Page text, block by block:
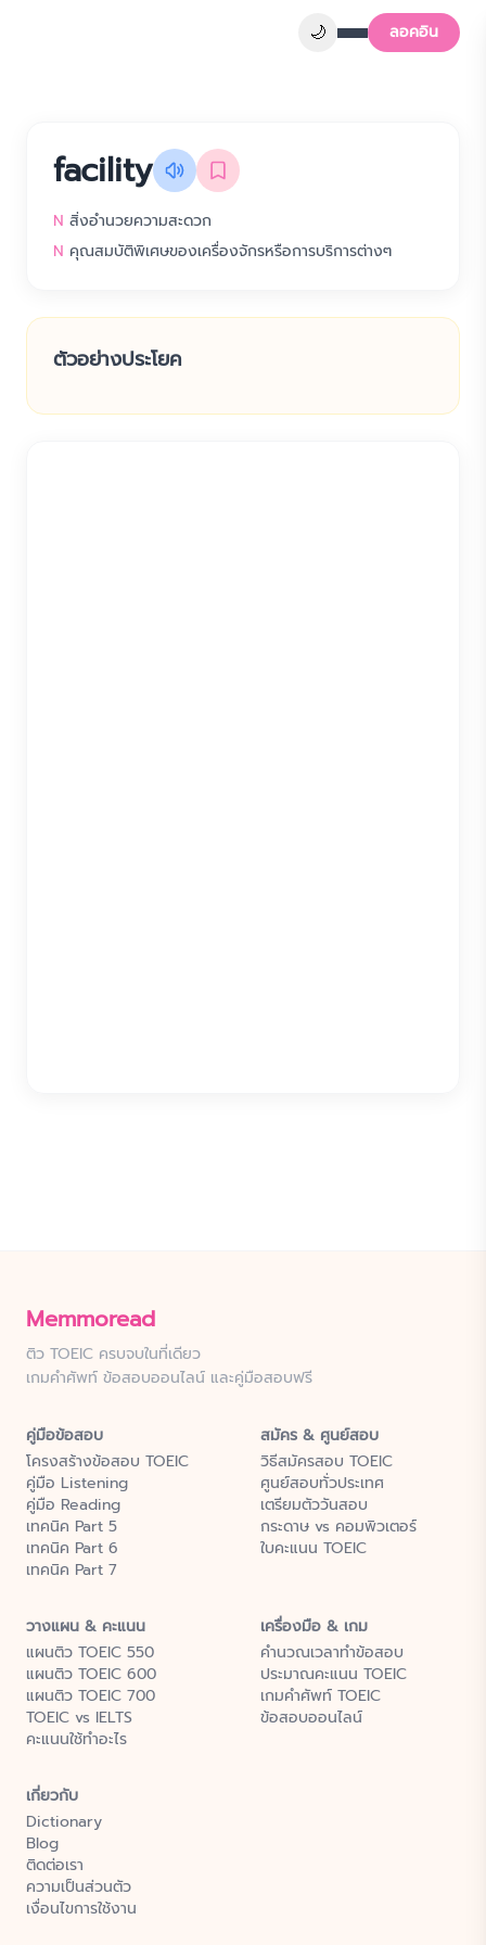
🌙 ลอคอิน
facility
N สิ่งอำนวยความสะดวก
N คุณสมบัติพิเศษของเครื่องจักรหรือการบริการต่างๆ
ตัวอย่างประโยค
Memmoread
ติว TOEIC ครบจบในที่เดียว
เกมคำศัพท์ ข้อสอบออนไลน์ และคู่มือสอบฟรี
คู่มือข้อสอบ
โครงสร้างข้อสอบ TOEIC
คู่มือ Listening
คู่มือ Reading
เทคนิค Part 5
เทคนิค Part 6
เทคนิค Part 7
สมัคร & ศูนย์สอบ
วิธีสมัครสอบ TOEIC
ศูนย์สอบทั่วประเทศ
เตรียมตัววันสอบ
กระดาษ vs คอมพิวเตอร์
ใบคะแนน TOEIC
วางแผน & คะแนน
แผนติว TOEIC 550
แผนติว TOEIC 600
แผนติว TOEIC 700
TOEIC vs IELTS
คะแนนใช้ทำอะไร
เครื่องมือ & เกม
คำนวณเวลาทำข้อสอบ
ประมาณคะแนน TOEIC
เกมคำศัพท์ TOEIC
ข้อสอบออนไลน์
เกี่ยวกับ
Dictionary
Blog
ติดต่อเรา
ความเป็นส่วนตัว
เงื่อนไขการใช้งาน